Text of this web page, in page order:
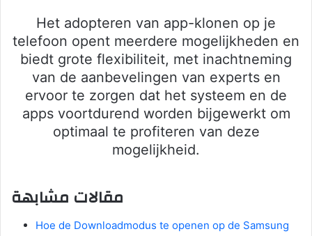
Het adopteren van app-klonen op je
telefoon opent meerdere mogelijkheden en
biedt grote flexibiliteit, met inachtneming
van de aanbevelingen van experts en
ervoor te zorgen dat het systeem en de
apps voortdurend worden bijgewerkt om
optimaal te profiteren van deze
mogelijkheid.
مقالات مشابهة
Hoe de Downloadmodus te openen op de Samsung